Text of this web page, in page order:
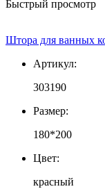
Быстрый просмотр
Штора для ванных
Артикул:
303190
Размер:
180*200
Цвет:
красный